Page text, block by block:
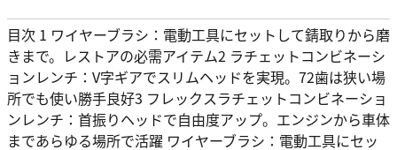
目次 1 ワイヤーブラシ：電動工具にセットして錆取りから磨
きまで。レストアの必需アイテム2 ラチェットコンビネーシ
ョンレンチ：V字ギアでスリムヘッドを実現。72歯は狭い場
所でも使い勝手良好3 フレックスラチェットコンビネーショ
ンレンチ：首振りヘッドで自由度アップ。エンジンから車体
まであらゆる場所で活躍 ワイヤーブラシ：電動工具にセッ